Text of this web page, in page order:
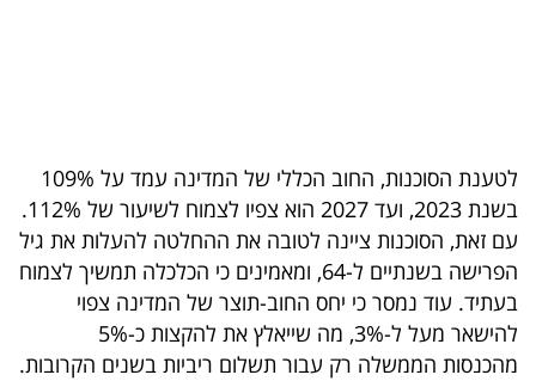
פודקאסט
40
UNDER
40
לטענת הסוכנות, החוב הכללי של המדינה עמד על 109%
בשנת 2023, ועד 2027 הוא צפיו לצמוח לשיעור של 112%.
עם זאת, הסוכנות ציינה לטובה את ההחלטה להעלות את גיל
הפרישה בשנתיים ל-64, ומאמינים כי הכלכלה תמשיך לצמוח
בעתיד. עוד נמסר כי יחס החוב-תוצר של המדינה צפוי
להישאר מעל ל-3%, מה שייאלץ את להקצות כ-5%
מהכנסות הממשלה רק עבור תשלום ריביות בשנים הקרובות.